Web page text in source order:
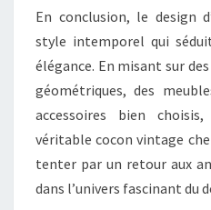
En conclusion, le design
style intemporel qui
élégance. En misant sur
géométriques, des
accessoires bien
véritable cocon vintage
tenter par un retour aux
dans l’univers fascinant du